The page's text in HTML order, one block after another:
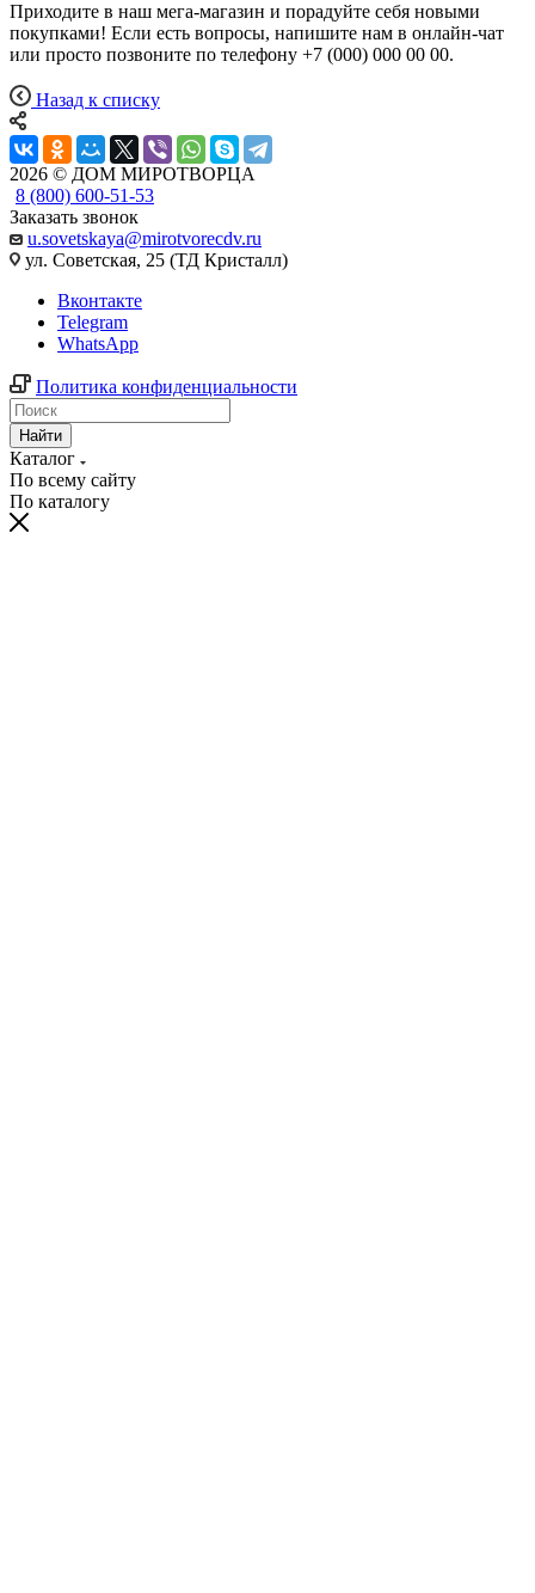
Приходите в наш мега-магазин и порадуйте себя новыми
покупками! Если есть вопросы, напишите нам в онлайн-чат
или просто позвоните по телефону +7 (000) 000 00 00.
Назад к списку
2026 © ДОМ МИРОТВОРЦА
8 (800) 600-51-53
Заказать звонок
u.sovetskaya@mirotvorecdv.ru
ул. Советская, 25 (ТД Кристалл)
Вконтакте
Telegram
WhatsApp
Политика конфиденциальности
Найти
Каталог
По всему сайту
По каталогу